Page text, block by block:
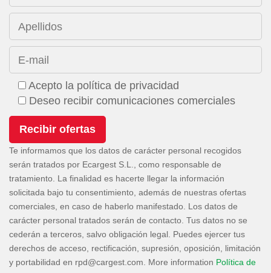
Apellidos
E-mail
Acepto la política de privacidad
Deseo recibir comunicaciones comerciales
Te informamos que los datos de carácter personal recogidos
serán tratados por Ecargest S.L., como responsable de
tratamiento. La finalidad es hacerte llegar la información
solicitada bajo tu consentimiento, además de nuestras ofertas
comerciales, en caso de haberlo manifestado. Los datos de
carácter personal tratados serán de contacto. Tus datos no se
cederán a terceros, salvo obligación legal. Puedes ejercer tus
derechos de acceso, rectificación, supresión, oposición, limitación
y portabilidad en
. More information Política de